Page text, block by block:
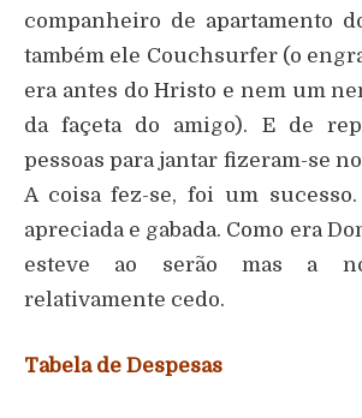
companheiro de apartamento
também ele Couchsurfer (o
era antes do Hristo e nem um
da façeta do amigo). E de
pessoas para jantar fizeram-se
A coisa fez-se, foi um
apreciada e gabada. Como era
esteve ao serão mas a
relativamente cedo.
Tabela de Despesas